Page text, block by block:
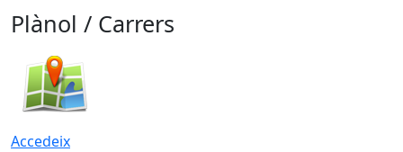
Plànol / Carrers
Accedeix